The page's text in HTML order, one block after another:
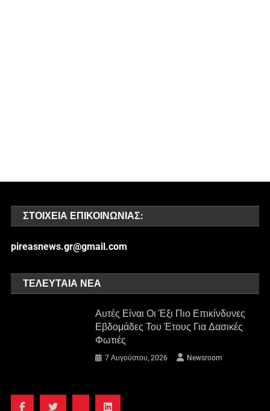
ΣΤΟΙΧΕΊΑ ΕΠΙΚΟΙΝΩΝΊΑΣ:
pireasnews.gr@gmail.com
ΤΕΛΕΥΤΑΊΑ ΝΈΑ
Αυτές Είναι Οι Έξι Πιο Επικίνδυνες
Εβδομάδες Του Έτους Για Δασικές
Φωτιές
7 Αυγούστου, 2026 Newsroom